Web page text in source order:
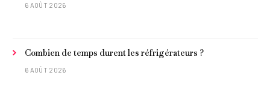
6 AOÛT 2026
Combien de temps durent les réfrigérateurs ?
6 AOÛT 2026